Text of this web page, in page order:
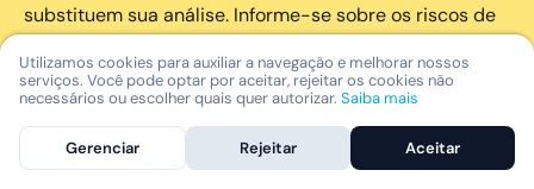
substituem sua análise. Informe-se sobre os riscos de
cada investimento e invista com responsabilidade.
As marcas registradas, logotipos e marcas de serviço
que aparecem nos Serviços, incluindo, mas não se
limitando à marca registrada “Nomad” são marcas
Utilizamos cookies para auxiliar a navegação e melhorar nossos
serviços. Você pode optar por aceitar, rejeitar os cookies não
necessários ou escolher quais quer autorizar. Saiba mais
Gerenciar Rejeitar Aceitar